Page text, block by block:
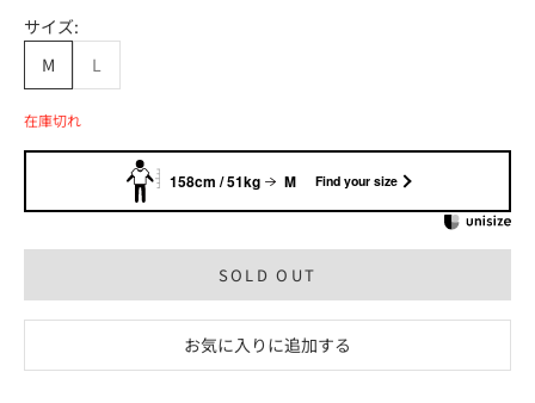
サイズ:
M
L
在庫切れ
158cm / 51kg M Find your size
SOLD OUT
お気に入りに追加する